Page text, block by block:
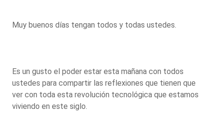
Muy buenos días tengan todos y todas ustedes.
Es un gusto el poder estar esta mañana con todos
ustedes para compartir las reflexiones que tienen que
ver con toda esta revolución tecnológica que estamos
viviendo en este siglo.